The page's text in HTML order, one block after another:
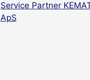
Service Partner
ApS